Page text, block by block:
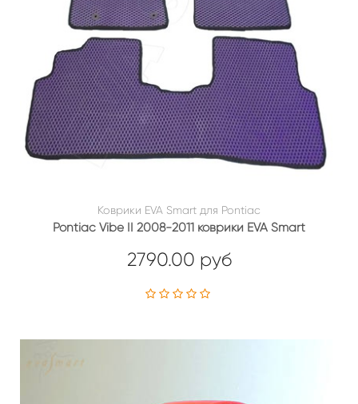
Коврики EVA Smart для Pontiac
Pontiac Vibe II 2008-2011 коврики EVA Smart
2790.00 руб